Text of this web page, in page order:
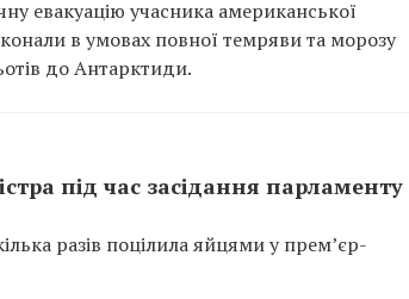
евакуацію учасника американської
в умовах повної темряви та морозу
до Антарктиди.
під час засідання парламенту
разів поцілила яйцями у прем’єр-